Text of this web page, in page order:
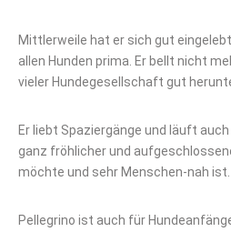
Mittlerweile hat er sich gut
allen Hunden prima. Er bellt nicht
vieler Hundegesellschaft gut
Er liebt Spaziergänge und läuft
ganz fröhlicher und
möchte und sehr Menschen-nah ist.
Pellegrino ist auch für